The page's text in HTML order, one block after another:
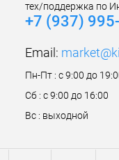
тех/поддержка по
+7 (937)
Email:
Пн-Пт : с 9:00 до
Сб : с 9:00 до 16:00
Вс : выходной